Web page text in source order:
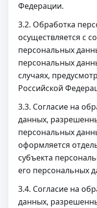
Федерации.
3.2. Обработка
осуществляется с
персональных
персональных
случаях,
Российской
3.3. Согласие на
данных,
персональных
оформляется
субъекта
его персональных
3.4. Согласие на
данных,